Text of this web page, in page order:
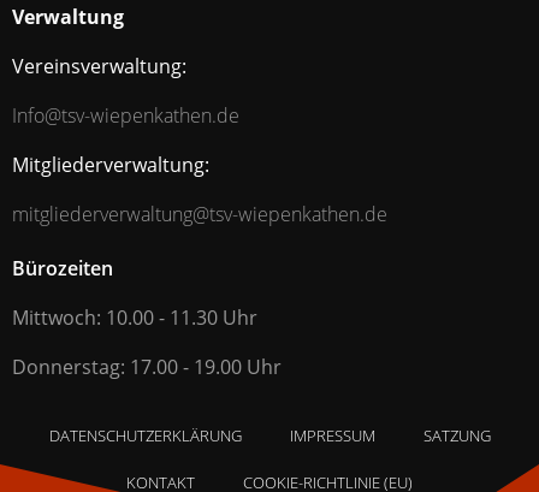
Bürozeiten
Mittwoch: 10.00 - 11.30 Uhr
Donnerstag: 17.00 - 19.00 Uhr
Verwaltung
Vereinsverwaltung:
Info@tsv-wiepenkathen.de
Mitgliederverwaltung:
mitgliederverwaltung@tsv-wiepenkathen.de
DATENSCHUTZERKLÄRUNG IMPRESSUM SATZUNG
KONTAKT COOKIE-RICHTLINIE (EU)